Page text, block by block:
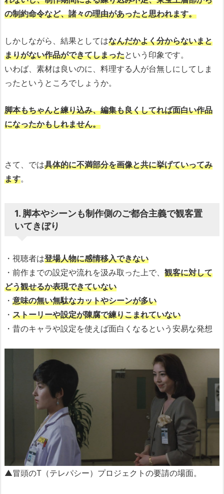
の制約命令など、諸々の理由があったと思われます。
しかしながら、結果としてはなんだかよく分からないまと
まりがない作品ができてしまったという印象です。
いわば、素材は良いのに、料理する人が台無しにしてしま
ったというところでしょうか。
脚本もちゃんと練り込み、編集も良くしてれば面白い作品
になったかもしれません。
さて、では具体的に不満部分を画像と共に挙げていってみ
ます。
1. 脚本やシーンも制作側のご都合主義で観客置
いてきぼり
・視聴者は登場人物に感情移入できない
・前作までの設定や流れを汲み取った上で、 観客に対して
どう観せるか表現できていない
・ 意味の無い無駄なカットやシーンが多い
・ ストーリーや設定が陳腐で練りこまれていない
・昔のキャラや設定を使えば面白くなるという安易な発想
▲冒頭のT（テレパシー）プロジェクトの要請の場面。